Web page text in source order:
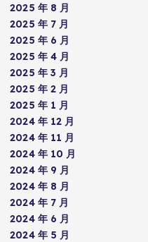
2025 年 8 月
2025 年 7 月
2025 年 6 月
2025 年 4 月
2025 年 3 月
2025 年 2 月
2025 年 1 月
2024 年 12 月
2024 年 11 月
2024 年 10 月
2024 年 9 月
2024 年 8 月
2024 年 7 月
2024 年 6 月
2024 年 5 月